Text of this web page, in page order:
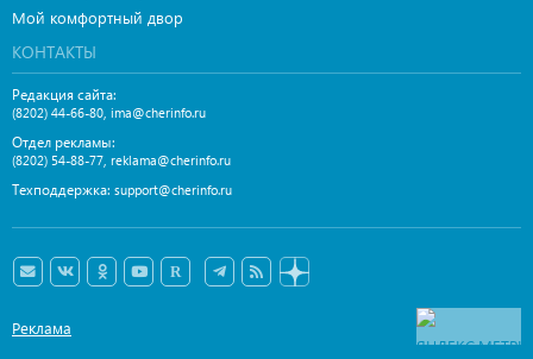
Мой комфортный двор
КОНТАКТЫ
Редакция сайта:
(8202) 44-66-80, ima@cherinfo.ru
Отдел рекламы:
(8202) 54-88-77, reklama@cherinfo.ru
Техподдержка: support@cherinfo.ru
Реклама